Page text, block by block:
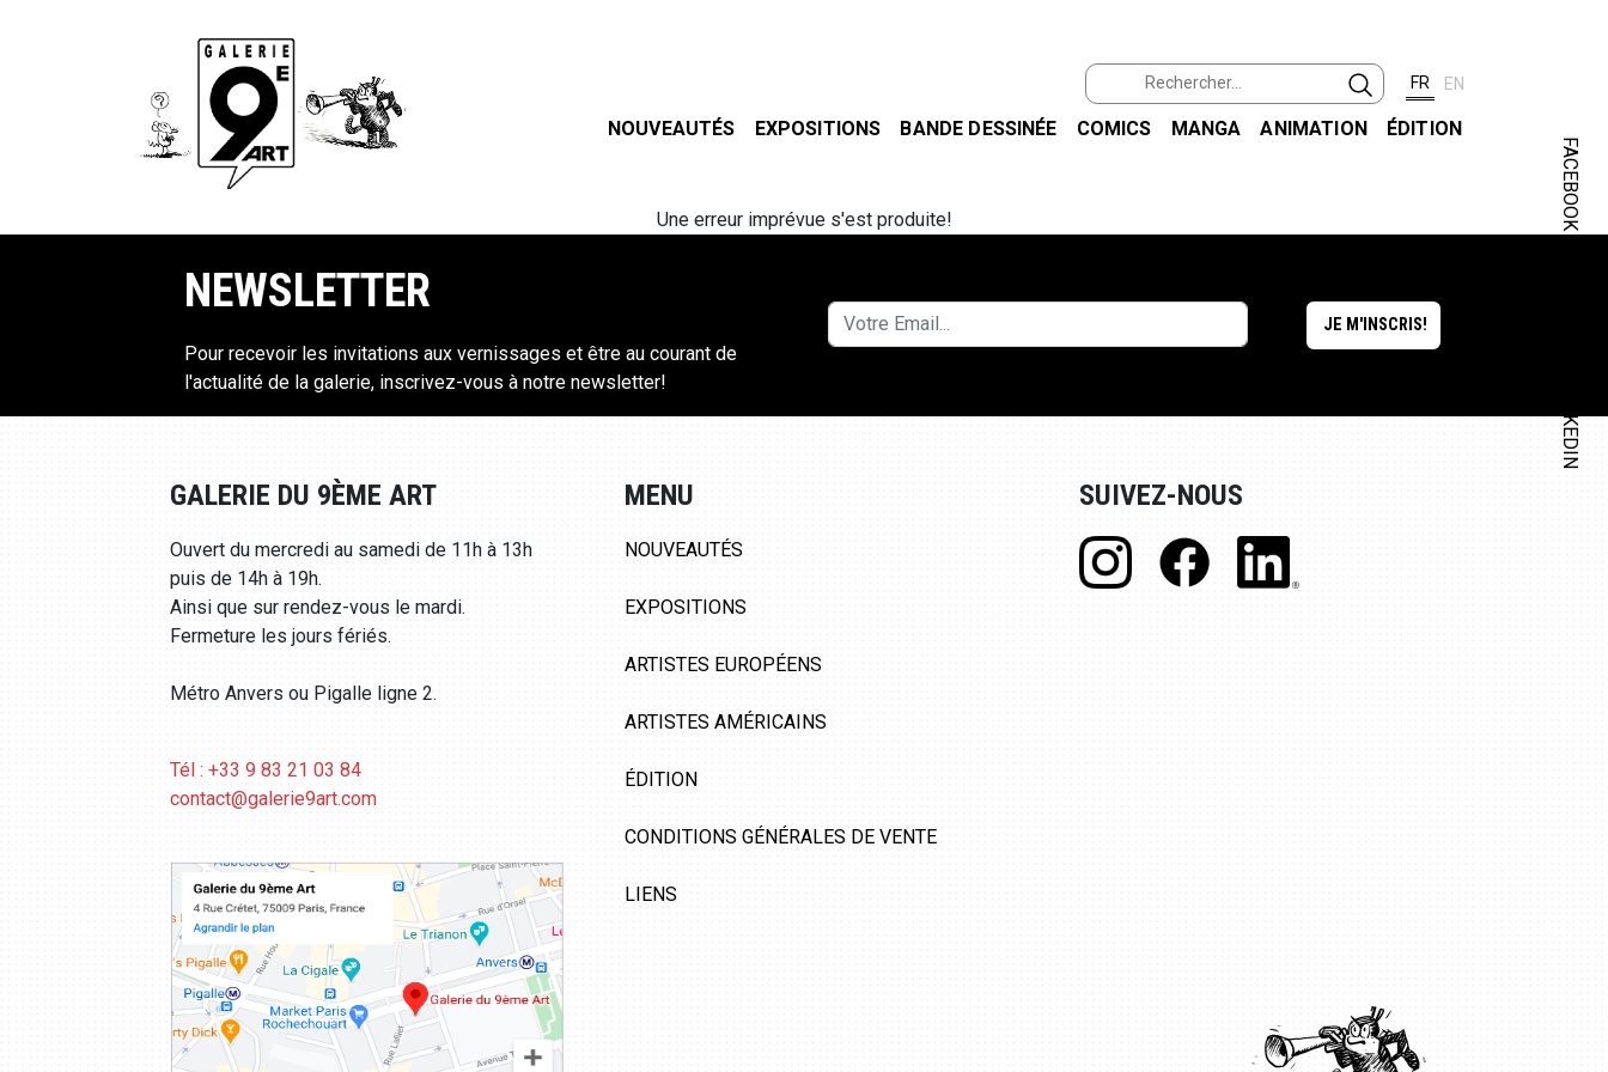
FR EN
NOUVEAUTÉS EXPOSITIONS BANDE DESSINÉE COMICS MANGA ANIMATION ÉDITION
FACEBOOK
LINKEDIN
Une erreur imprévue s'est produite!
NEWSLETTER
Pour recevoir les invitations aux vernissages et être au courant de
l'actualité de la galerie, inscrivez-vous à notre newsletter!
GALERIE DU 9ÈME ART
Ouvert du mercredi au samedi de 11h à 13h
puis de 14h à 19h.
Ainsi que sur rendez-vous le mardi.
Fermeture les jours fériés.
Métro Anvers ou Pigalle ligne 2.
Tél : +33 9 83 21 03 84
contact@galerie9art.com
MENU
NOUVEAUTÉS
EXPOSITIONS
ARTISTES EUROPÉENS
ARTISTES AMÉRICAINS
ÉDITION
CONDITIONS GÉNÉRALES DE VENTE
LIENS
SUIVEZ-NOUS